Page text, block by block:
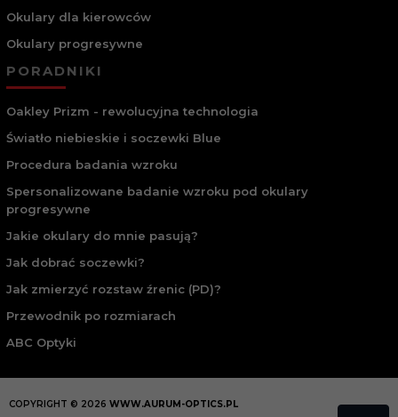
Okulary dla kierowców
Okulary progresywne
PORADNIKI
Oakley Prizm - rewolucyjna technologia
Światło niebieskie i soczewki Blue
Procedura badania wzroku
Spersonalizowane badanie wzroku pod okulary
progresywne
Jakie okulary do mnie pasują?
Jak dobrać soczewki?
Jak zmierzyć rozstaw źrenic (PD)?
Przewodnik po rozmiarach
ABC Optyki
COPYRIGHT © 2026 WWW.AURUM-OPTICS.PL